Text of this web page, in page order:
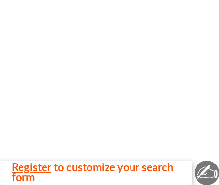
Register to customize your search
form
✍